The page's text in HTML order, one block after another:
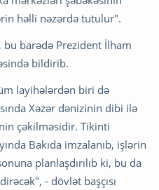
həlli nəzərdə tutulur".
barədə Prezident İlham
bildirib.
layihələrdən biri də
Xəzər dənizinin dibi ilə
çəkilməsidir. Tikinti
Bakıda imzalanıb, işlərin
planlaşdırılıb ki, bu da
- dövlət başçısı